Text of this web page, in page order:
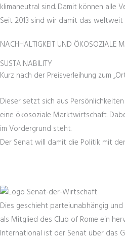
klimaneutral sind. Damit können alle
Seit 2013 sind wir damit das
NACHHALTIGKEIT UND ÖKOSOZIALE
SUSTAINABILITY
Kurz nach der Preisverleihung zum
Dieser setzt sich aus
eine ökosoziale Marktwirtschaft.
im Vordergrund steht.
Der Senat will damit die Politik mit
Dies geschieht parteiunabhängig
als Mitglied des Club of Rome ein
International ist der Senat über das